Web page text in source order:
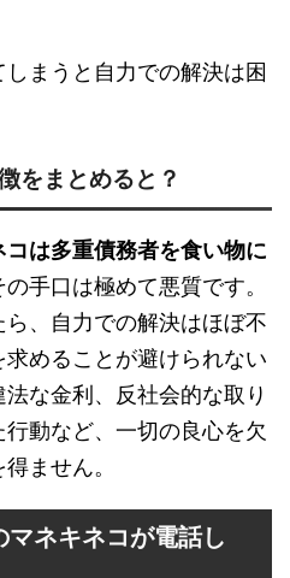
まうと自力での解決は困
をまとめると？
コは多重債務者を食い物に
手口は極めて悪質です。
、自力での解決はほぼ不
めることが避けられない
な金利、反社会的な取り
動など、一切の良心を欠
ません。
マネキネコが電話し